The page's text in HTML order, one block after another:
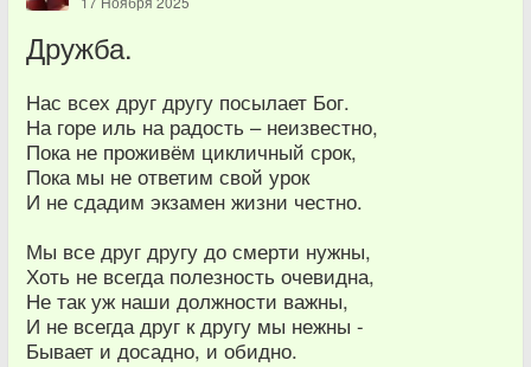
Дружба.
Нас всех друг другу посылает Бог.
На горе иль на радость – неизвестно,
Пока не проживём цикличный срок,
Пока мы не ответим свой урок
И не сдадим экзамен жизни честно.
Мы все друг другу до смерти нужны,
Хоть не всегда полезность очевидна,
Не так уж наши должности важны,
И не всегда друг к другу мы нежны -
Бывает и досадно, и обидно.